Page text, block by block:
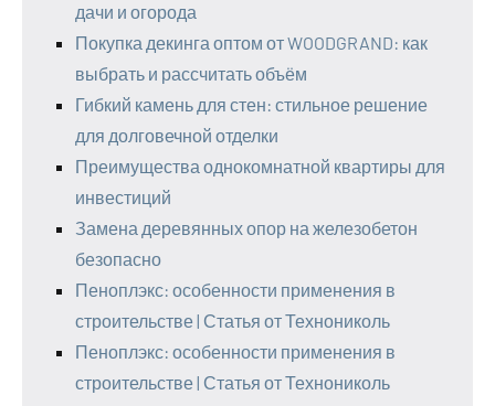
дачи и огорода
Покупка декинга оптом от WOODGRAND: как
выбрать и рассчитать объём
Гибкий камень для стен: стильное решение
для долговечной отделки
Преимущества однокомнатной квартиры для
инвестиций
Замена деревянных опор на железобетон
безопасно
Пеноплэкс: особенности применения в
строительстве | Статья от Технониколь
Пеноплэкс: особенности применения в
строительстве | Статья от Технониколь